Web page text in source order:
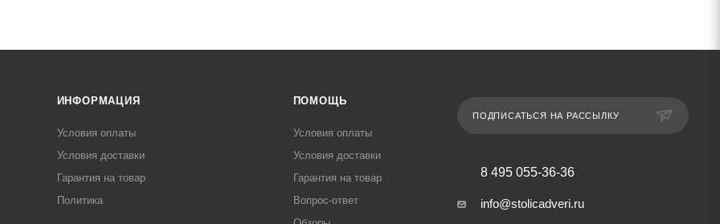
ИНФОРМАЦИЯ
Условия оплаты
Условия доставки
Гарантия на товар
Политика
ПОМОЩЬ
Условия оплаты
Условия доставки
Гарантия на товар
Вопрос-ответ
ПОДПИСАТЬСЯ НА РАССЫЛКУ
8 495 055-36-36
info@stolicadveri.ru